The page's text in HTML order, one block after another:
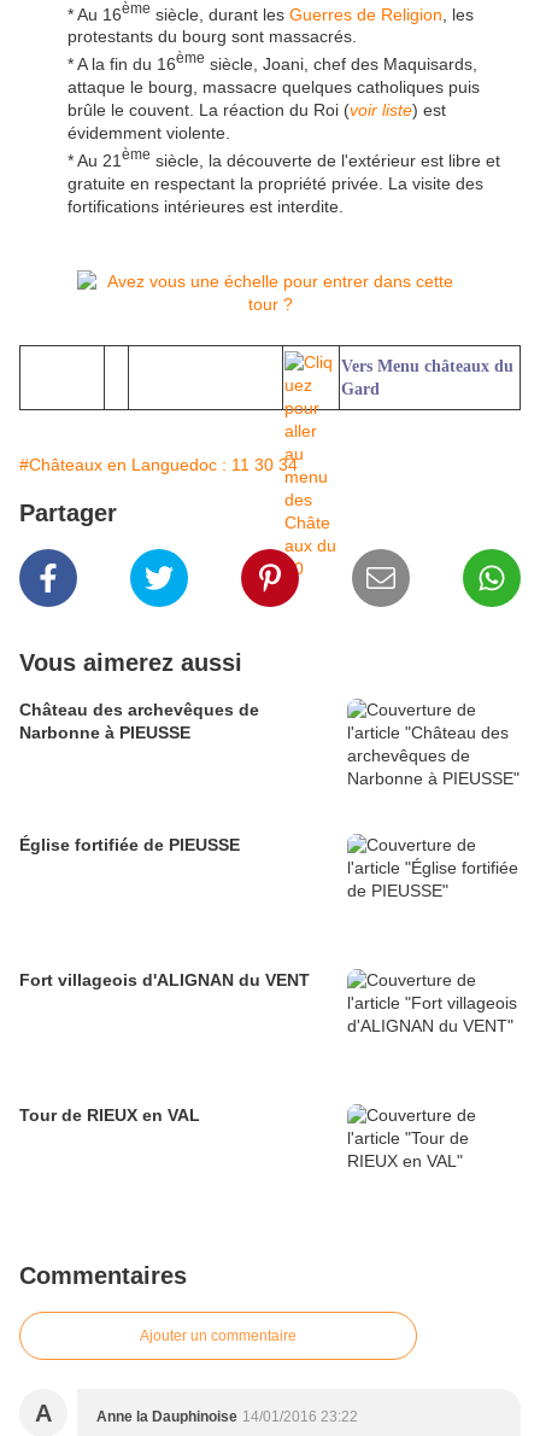
* Au 16ème siècle, durant les Guerres de Religion , les
protestants du bourg sont massacrés.
* A la fin du 16ème siècle, Joani, chef des Maquisards,
attaque le bourg, massacre quelques catholiques puis
brûle le couvent. La réaction du Roi (voir liste) est
évidemment violente.
* Au 21 ème siècle, la découverte de l'extérieur est libre et
gratuite en respectant la propriété privée. La visite des
fortifications intérieures est interdite.
Vers Menu châteaux du
Gard
#Châteaux en Languedoc : 11 30 34
Partager
Vous aimerez aussi
Château des archevêques de
Narbonne à PIEUSSE
Église fortifiée de PIEUSSE
Fort villageois d'ALIGNAN du VENT
Tour de RIEUX en VAL
Commentaires
Ajouter un commentaire
A Anne la Dauphinoise 14/01/2016 23:22